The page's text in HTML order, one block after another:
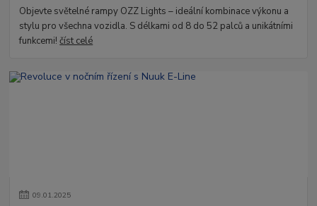
Objevte světelné rampy OZZ Lights – ideální kombinace výkonu a
stylu pro všechna vozidla. S délkami od 8 do 52 palců a unikátními
funkcemi!číst celé
09.01.2025